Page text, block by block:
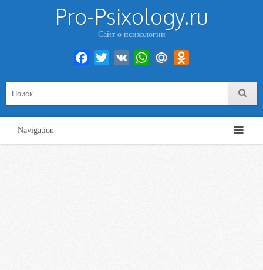
Pro-Psixology.ru
Сайт о психологии
Facebook
Twitter VK WhatsAppMail.Ru
Navigation